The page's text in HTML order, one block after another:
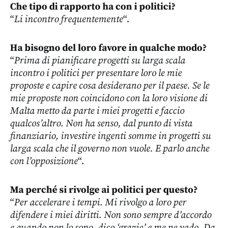
Che tipo di rapporto ha con i politici?
“Li incontro frequentemente“.
Ha bisogno del loro favore in qualche modo?
“Prima di pianificare progetti su larga scala
incontro i politici per presentare loro le mie
proposte e capire cosa desiderano per il paese. Se le
mie proposte non coincidono con la loro visione di
Malta metto da parte i miei progetti e faccio
qualcos’altro. Non ha senso, dal punto di vista
finanziario, investire ingenti somme in progetti su
larga scala che il governo non vuole. E parlo anche
con l’opposizione“.
Ma perché si rivolge ai politici per questo?
“Per accelerare i tempi. Mi rivolgo a loro per
difendere i miei diritti. Non sono sempre d’accordo